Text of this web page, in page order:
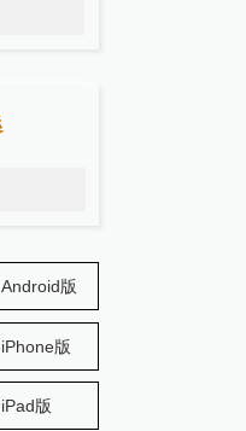
Android版
iPhone版
iPad版